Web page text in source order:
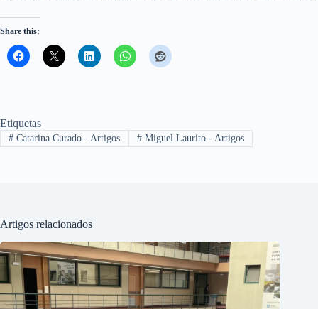
Share this:
Etiquetas
#Catarina Curado - Artigos #Miguel Laurito - Artigos
Artigos relacionados